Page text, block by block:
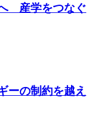
産学をつなぐ
ーの制約を越え